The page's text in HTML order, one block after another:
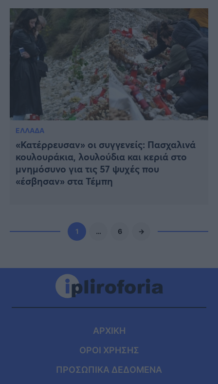
ΕΛΛΑΔΑ
«Κατέρρευσαν» οι συγγενείς: Πασχαλινά
κουλουράκια, λουλούδια και κεριά στο
μνημόσυνο για τις 57 ψυχές που
«έσβησαν» στα Τέμπη
1 … 6 →
ΑΡΧΙΚΗ
ΟΡΟΙ ΧΡΗΣΗΣ
ΠΡΟΣΩΠΙΚΑ ΔΕΔΟΜΕΝΑ